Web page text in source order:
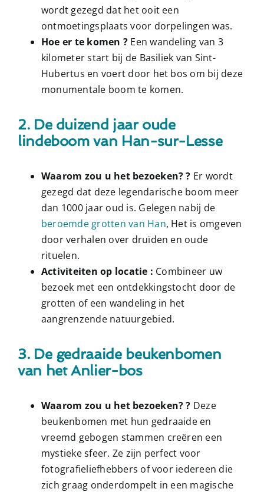
wordt gezegd dat het ooit een
ontmoetingsplaats voor dorpelingen was.
Hoe er te komen ? Een wandeling van 3
kilometer start bij de Basiliek van Sint-
Hubertus en voert door het bos om bij deze
monumentale boom te komen.
2. De duizend jaar oude
lindeboom van Han-sur-Lesse
Waarom zou u het bezoeken? ? Er wordt
gezegd dat deze legendarische boom meer
dan 1000 jaar oud is. Gelegen nabij de
beroemde grotten van Han, Het is omgeven
door verhalen over druïden en oude
rituelen.
Activiteiten op locatie : Combineer uw
bezoek met een ontdekkingstocht door de
grotten of een wandeling in het
aangrenzende natuurgebied.
3. De gedraaide beukenbomen
van het Anlier-bos
Waarom zou u het bezoeken? ? Deze
beukenbomen met hun gedraaide en
vreemd gebogen stammen creëren een
mystieke sfeer. Ze zijn perfect voor
fotografieliefhebbers of voor iedereen die
zich graag onderdompelt in een magische